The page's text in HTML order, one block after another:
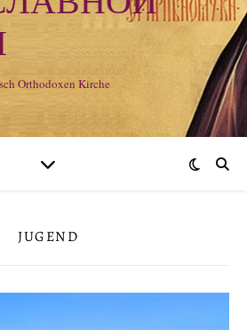
Orthodoxen Kirche
JUGEND